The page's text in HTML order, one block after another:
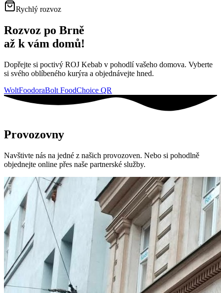
Rychlý rozvoz
Rozvoz po Brně
až k vám domů!
Dopřejte si poctivý ROJ Kebab v pohodlí vašeho domova. Vyberte
si svého oblíbeného kurýra a objednávejte hned.
WoltFoodoraBolt FoodChoice QR
Provozovny
Navštivte nás na jedné z našich provozoven. Nebo si pohodlně
objednejte online přes naše partnerské služby.